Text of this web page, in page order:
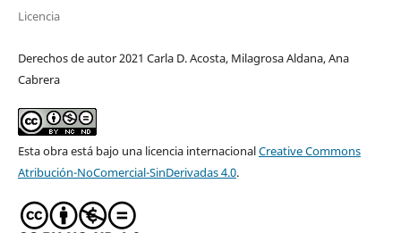
Licencia
Derechos de autor 2021 Carla D. Acosta, Milagrosa Aldana, Ana
Cabrera
Esta obra está bajo una licencia internacionalCreative Commons
Atribución-NoComercial-SinDerivadas 4.0.